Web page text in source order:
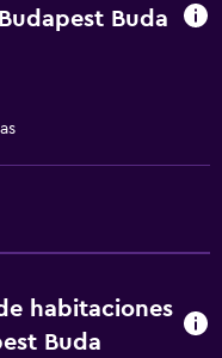
Buda
habitaciones
Buda